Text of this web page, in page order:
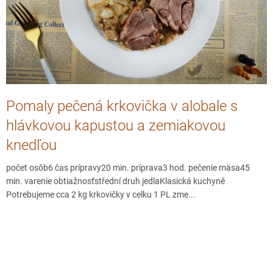
á
n
k
o
v
Pomaly pečená krkovička v alobale s
hlávkovou kapustou a zemiakovou
knedľou
počet osôb6 čas prípravy20 min. príprava3 hod. pečenie mäsa45
min. varenie obtiažnosťstřední druh jedlaKlasická kuchyně
Potrebujeme cca 2 kg krkovičky v celku 1 PL zme...